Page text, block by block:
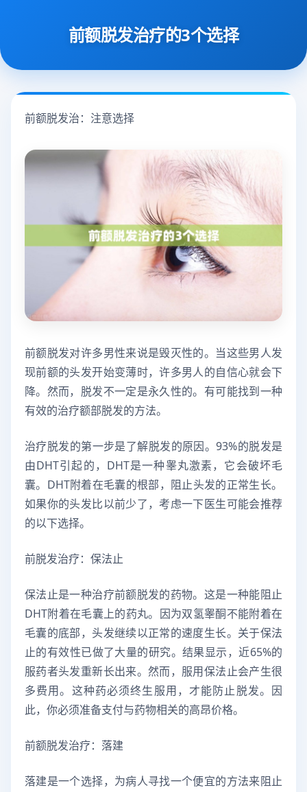
前额脱发治疗的3个选择
前额脱发治：注意选择
前额脱发对许多男性来说是毁灭性的。当这些男人发
现前额的头发开始变薄时，许多男人的自信心就会下
降。然而，脱发不一定是永久性的。有可能找到一种
有效的治疗额部脱发的方法。
治疗脱发的第一步是了解脱发的原因。93%的脱发是
由DHT引起的，DHT是一种睾丸激素，它会破坏毛
囊。DHT附着在毛囊的根部，阻止头发的正常生长。
如果你的头发比以前少了，考虑一下医生可能会推荐
的以下选择。
前脱发治疗：保法止
保法止是一种治疗前额脱发的药物。这是一种能阻止
DHT附着在毛囊上的药丸。因为双氢睾酮不能附着在
毛囊的底部，头发继续以正常的速度生长。关于保法
止的有效性已做了大量的研究。结果显示，近65%的
服药者头发重新长出来。然而，服用保法止会产生很
多费用。这种药必须终生服用，才能防止脱发。因
此，你必须准备支付与药物相关的高昂价格。
前额脱发治疗：落建
落建是一个选择，为病人寻找一个便宜的方法来阻止